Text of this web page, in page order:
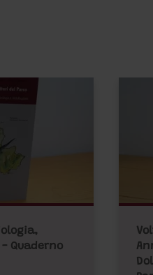
Quaderno